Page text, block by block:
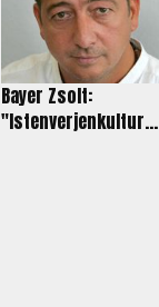
Bayer Zsolt:
"Istenverjenkultur...